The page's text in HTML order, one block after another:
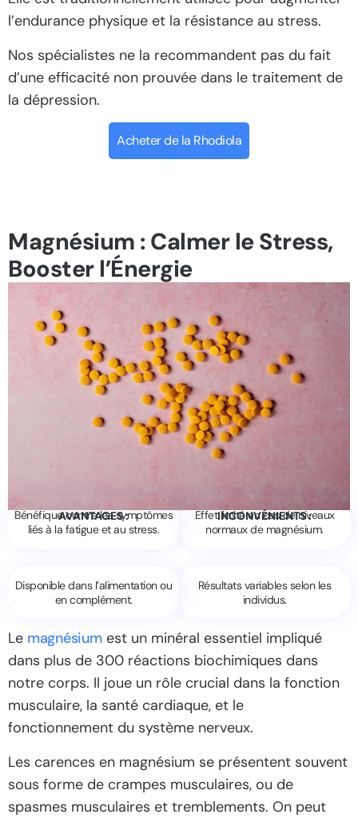
l’endurance physique et la résistance au stress.
Nos spécialistes ne la recommandent pas du fait
d’une efficacité non prouvée dans le traitement de
la dépression.
Acheter de la Rhodiola
Magnésium : Calmer le Stress,
Booster l’Énergie
AVANTAGES :
Bénéfique contre les symptômes
liés à la fatigue et au stress.
Disponible dans l’alimentation ou
en complément.
INCONVÉNIENTS :
Effet limité en cas de niveaux
normaux de magnésium.
Résultats variables selon les
individus.
Le magnésiumest un minéral essentiel impliqué
dans plus de 300 réactions biochimiques dans
notre corps. Il joue un rôle crucial dans la fonction
musculaire, la santé cardiaque, et le
fonctionnement du système nerveux.
Les carences en magnésium se présentent souvent
sous forme de crampes musculaires, ou de
spasmes musculaires et tremblements. On peut